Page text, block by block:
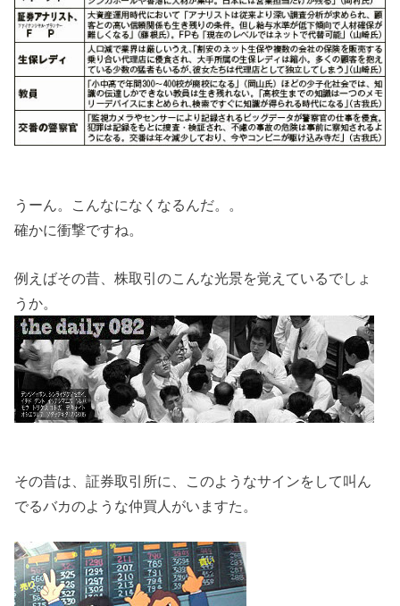
うーん。こんなになくなるんだ。。
確かに衝撃ですね。
例えばその昔、株取引のこんな光景を覚えているでしょ
うか。
その昔は、証券取引所に、このようなサインをして叫ん
でるバカのような仲買人がいますた。